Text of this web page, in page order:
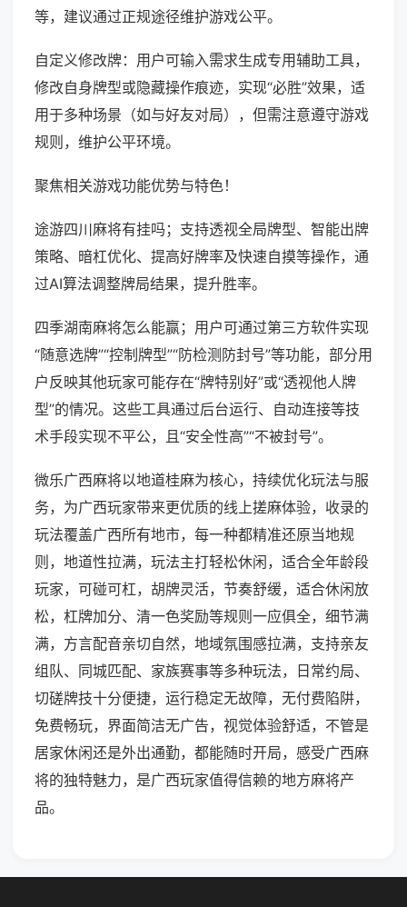
等，建议通过正规途径维护游戏公平。
自定义修改牌：用户可输入需求生成专用辅助工具，
修改自身牌型或隐藏操作痕迹，实现“必胜”效果，适
用于多种场景（如与好友对局），但需注意遵守游戏
规则，维护公平环境。
聚焦相关游戏功能优势与特色！
途游四川麻将有挂吗；支持透视全局牌型、智能出牌
策略、暗杠优化、提高好牌率及快速自摸等操作，通
过AI算法调整牌局结果，提升胜率。
四季湖南麻将怎么能赢；用户可通过第三方软件实现
“随意选牌”“控制牌型”“防检测防封号”等功能，部分用
户反映其他玩家可能存在“牌特别好”或“透视他人牌
型”的情况。这些工具通过后台运行、自动连接等技
术手段实现不平公，且“安全性高”“不被封号”。
微乐广西麻将以地道桂麻为核心，持续优化玩法与服
务，为广西玩家带来更优质的线上搓麻体验，收录的
玩法覆盖广西所有地市，每一种都精准还原当地规
则，地道性拉满，玩法主打轻松休闲，适合全年龄段
玩家，可碰可杠，胡牌灵活，节奏舒缓，适合休闲放
松，杠牌加分、清一色奖励等规则一应俱全，细节满
满，方言配音亲切自然，地域氛围感拉满，支持亲友
组队、同城匹配、家族赛事等多种玩法，日常约局、
切磋牌技十分便捷，运行稳定无故障，无付费陷阱，
免费畅玩，界面简洁无广告，视觉体验舒适，不管是
居家休闲还是外出通勤，都能随时开局，感受广西麻
将的独特魅力，是广西玩家值得信赖的地方麻将产
品。